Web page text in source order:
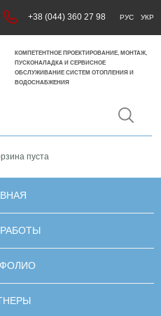
+38 (044) 360 27 98 РУС УКР
КОМПЕТЕНТНОЕ ПРОЕКТИРОВАНИЕ, МОНТАЖ,
ПУСКОНАЛАДКА И СЕРВИСНОЕ
ОБСЛУЖИВАНИЕ СИСТЕМ ОТОПЛЕНИЯ И
ВОДОСНАБЖЕНИЯ
пуста